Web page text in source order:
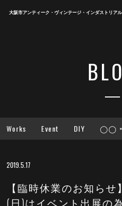
大阪市アンティーク・ヴィンテージ・インダストリア
2019.5.17
【臨時休業のお知らせ
(日)はイベント出展の
Works Event DIY ◯◯ ×